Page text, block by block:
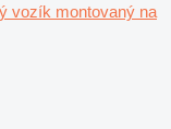
vozík montovaný na